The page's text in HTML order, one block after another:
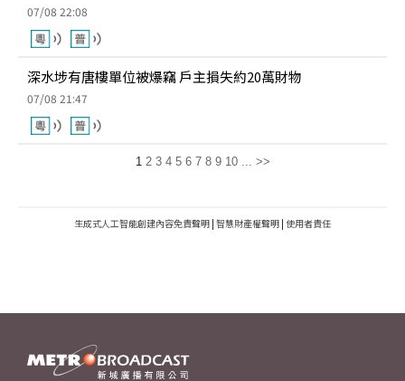
07/08 22:08
深水埗有唐樓單位被爆竊 戶主損失約20萬財物
07/08 21:47
1 2 3 4 5 6 7 8 9 10 ... >>
生成式人工智能創建內容免責聲明 | 智慧財產權聲明 | 使用者責任